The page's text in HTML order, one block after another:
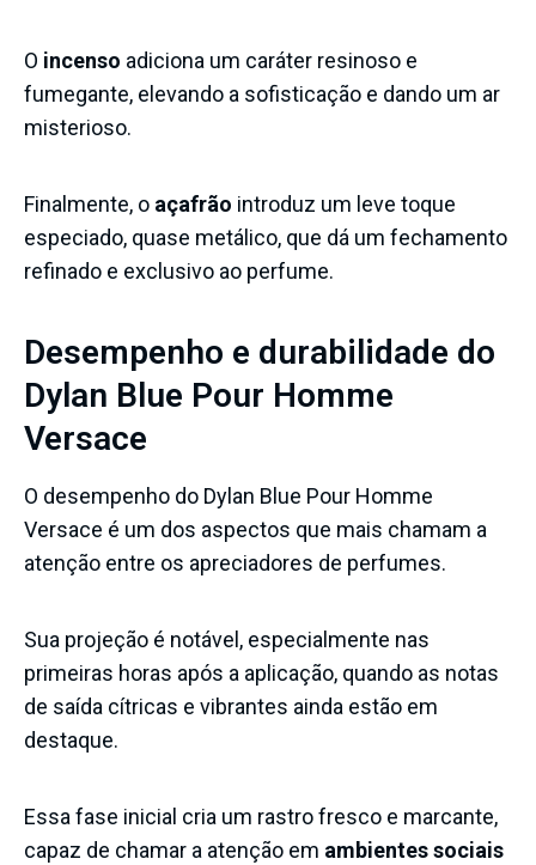
O incenso adiciona um caráter resinoso e
fumegante, elevando a sofisticação e dando um ar
misterioso.
Finalmente, o açafrão introduz um leve toque
especiado, quase metálico, que dá um fechamento
refinado e exclusivo ao perfume.
Desempenho e durabilidade do
Dylan Blue Pour Homme
Versace
O desempenho do Dylan Blue Pour Homme
Versace é um dos aspectos que mais chamam a
atenção entre os apreciadores de perfumes.
Sua projeção é notável, especialmente nas
primeiras horas após a aplicação, quando as notas
de saída cítricas e vibrantes ainda estão em
destaque.
Essa fase inicial cria um rastro fresco e marcante,
capaz de chamar a atenção em ambientes sociais